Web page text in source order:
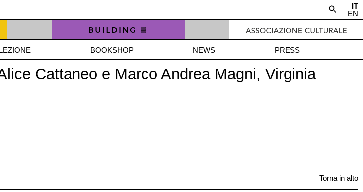
IT
EN
BOOKSHOP NEWS PRESS
Cattaneo e Marco Andrea Magni, Virginia
Torna in alto